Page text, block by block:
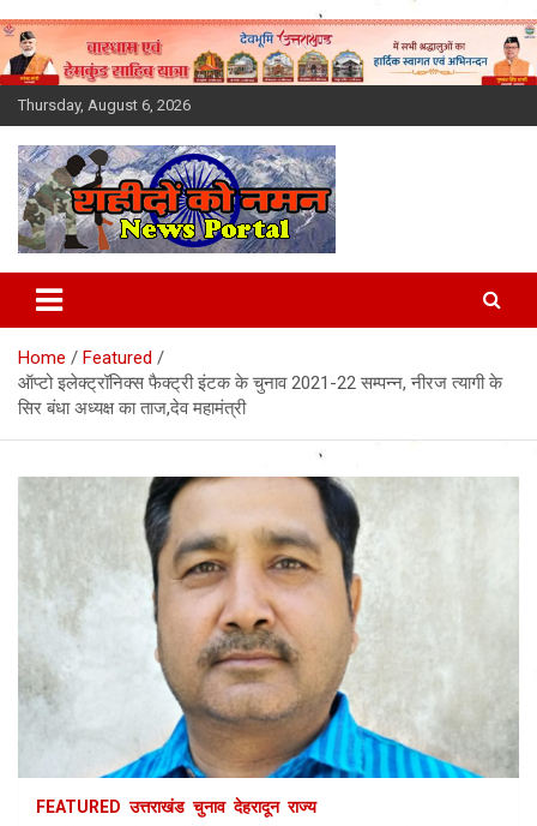
Skip
to
content
Thursday, August 6, 2026
Latest News Today, Breaking
News, Uttarakhand News in
Hindi
Home
Featured
ऑप्टो इलेक्ट्रॉनिक्स फैक्ट्री इंटक के चुनाव 2021-22 सम्पन्न, नीरज त्यागी के
सिर बंधा अध्यक्ष का ताज,देव महामंत्री
FEATURED उत्तराखंड चुनाव देहरादून राज्य